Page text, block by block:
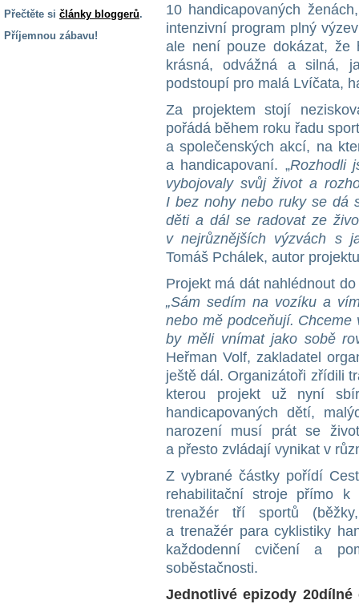
Přečtěte si články bloggerů.
Příjemnou zábavu!
10 handicapovaných
intenzivní program plný
ale není pouze dokázat, že
krásná, odvážná a silná,
podstoupí pro malá Lvíčata,
Za projektem stojí
pořádá během roku řadu
a společenských akcí, na
a handicapovaní. „Rozhodli
vybojovaly svůj život a
I bez nohy nebo ruky se dá
děti a dál se radovat ze
v nejrůznějších výzvách s
Tomáš Pchálek, autor
Projekt má dát nahlédnout
„Sám sedím na vozíku a
nebo mě podceňují.
by měli vnímat jako sobě
Heřman Volf, zakladatel
ještě dál. Organizátoři zřídili
kterou projekt už nyní
handicapovaných dětí,
narození musí prát se
a přesto zvládají vynikat v
Z vybrané částky pořídí
rehabilitační stroje přímo
trenažér tří sportů
a trenažér para cyklistiky
každodenní cvičení a
soběstačnosti.
Jednotlivé epizody